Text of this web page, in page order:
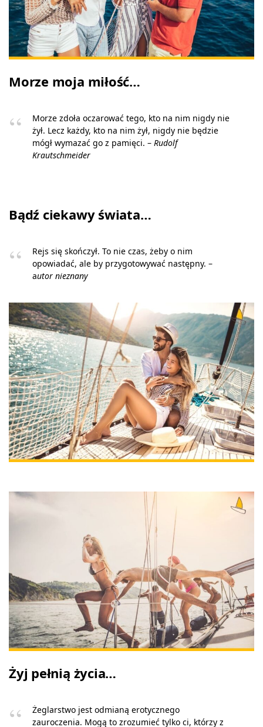
Morze moja miłość…
Morze zdoła oczarować tego, kto na nim nigdy nie
żył. Lecz każdy, kto na nim żył, nigdy nie będzie
mógł wymazać go z pamięci. – Rudolf
Krautschmeider
Bądź ciekawy świata…
Rejs się skończył. To nie czas, żeby o nim
opowiadać, ale by przygotowywać następny. –
autor nieznany
Żyj pełnią życia…
Żeglarstwo jest odmianą erotycznego
zauroczenia. Mogą to zrozumieć tylko ci, którzy z